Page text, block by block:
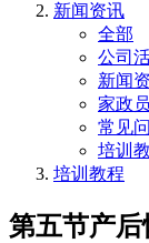
新闻资讯
全部
公司
新闻
家政
常见
培训
培训教程
第五节产